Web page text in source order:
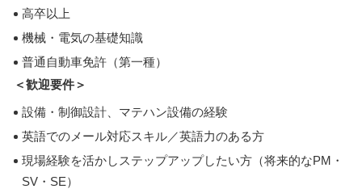
高卒以上
機械・電気の基礎知識
普通自動車免許（第一種）
＜歓迎要件＞
設備・制御設計、マテハン設備の経験
英語でのメール対応スキル／英語力のある方
現場経験を活かしステップアップしたい方（将来的なPM・
SV・SE）